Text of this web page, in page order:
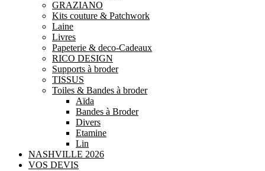
GRAZIANO
Kits couture & Patchwork
Laine
Livres
Papeterie & deco-Cadeaux
RICO DESIGN
Supports à broder
TISSUS
Toiles & Bandes à broder
Aïda
Bandes à Broder
Divers
Etamine
Lin
NASHVILLE 2026
VOS DEVIS